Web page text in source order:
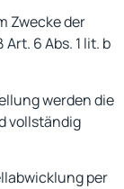
Zwecke der
6 Abs. 1 lit. b
werden die
vollständig
per